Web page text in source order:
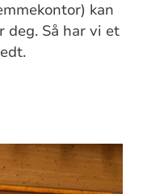
kan
deg. Så har vi et